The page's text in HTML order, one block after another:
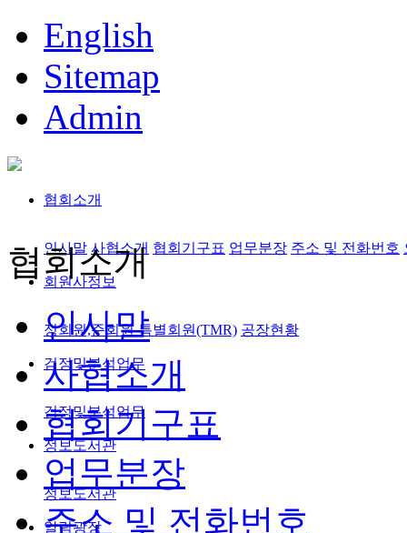
English
Sitemap
Admin
협회소개
인사말 사협소개 협회기구표 업무분장 주소 및 전화번호
회원사정보
정회원,준회원 특별회원(TMR) 공장현황
검정및분석업무
검정및분석업무
정보도서관
정보도서관
알림광장
협회소개
인사말
사협소개
협회기구표
업무분장
주소 및 전화번호